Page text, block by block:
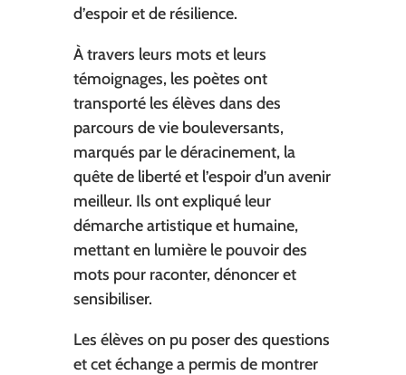
d’espoir et de résilience.
À travers leurs mots et leurs
témoignages, les poètes ont
transporté les élèves dans des
parcours de vie bouleversants,
marqués par le déracinement, la
quête de liberté et l’espoir d’un avenir
meilleur. Ils ont expliqué leur
démarche artistique et humaine,
mettant en lumière le pouvoir des
mots pour raconter, dénoncer et
sensibiliser.
Les élèves on pu poser des questions
et cet échange a permis de montrer